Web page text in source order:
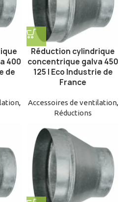
400
de
,
Réduction cylindrique
concentrique galva 450
125 | Eco Industrie de
France
Accessoires de ventilation,
Réductions